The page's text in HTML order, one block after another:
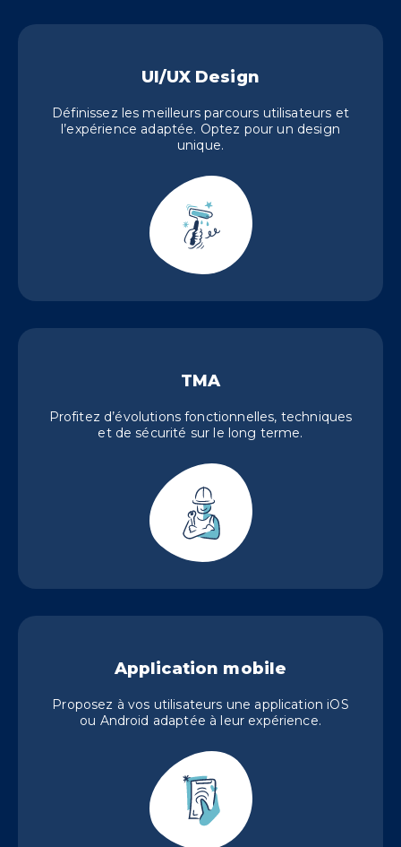
UI/UX Design
Définissez les meilleurs parcours utilisateurs et
l’expérience adaptée. Optez pour un design
unique.
Application mobile
Proposez à vos utilisateurs une application iOS
ou Android adaptée à leur expérience.
TMA
Profitez d’évolutions fonctionnelles, techniques
et de sécurité sur le long terme.